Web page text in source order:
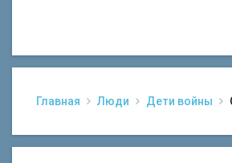
Главная Люди Дети войны